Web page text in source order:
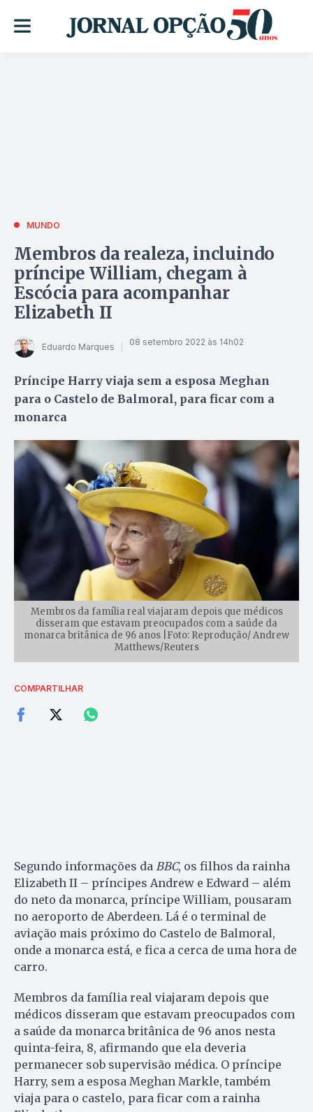
MUNDO
Membros da realeza, incluindo
príncipe William, chegam à
Escócia para acompanhar
Elizabeth II
Eduardo Marques 08 setembro 2022 às 14h02
Príncipe Harry viaja sem a esposa Meghan
para o Castelo de Balmoral, para ficar com a
monarca
Membros da família real viajaram depois que médicos
disseram que estavam preocupados com a saúde da
monarca britânica de 96 anos |Foto: Reprodução/ Andrew
Matthews/Reuters
COMPARTILHAR
Segundo informações da BBC, os filhos da rainha
Elizabeth II – príncipes Andrew e Edward – além
do neto da monarca, príncipe William, pousaram
no aeroporto de Aberdeen. Lá é o terminal de
aviação mais próximo do Castelo de Balmoral,
onde a monarca está, e fica a cerca de uma hora de
carro.
Membros da família real viajaram depois que
médicos disseram que estavam preocupados com
a saúde da monarca britânica de 96 anos nesta
quinta-feira, 8, afirmando que ela deveria
permanecer sob supervisão médica. O príncipe
Harry, sem a esposa Meghan Markle, também
viaja para o castelo, para ficar com a rainha